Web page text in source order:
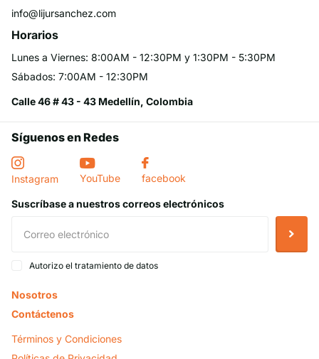
info@lijursanchez.com
Horarios
Lunes a Viernes: 8:00AM - 12:30PM y 1:30PM - 5:30PM
Sábados: 7:00AM - 12:30PM
Calle 46 # 43 - 43 Medellín, Colombia
Síguenos en Redes
Instagram YouTube facebook
Suscríbase a nuestros correos electrónicos
Autorizo el tratamiento de datos
Nosotros
Contáctenos
Términos y Condiciones